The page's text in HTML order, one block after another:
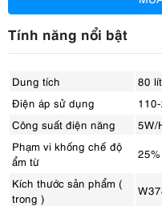
Tính năng nổi bật
Dung tích
80 lít
Điện áp sử dụng
Công suất điện năng
5W/
Phạm vi khống chế độ
ẩm từ
Kích thước sản phẩm (
trong )